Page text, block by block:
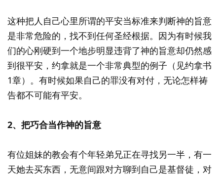
这种把人自己心里所谓的平安当标准来判断神的旨意
是非常危险的，找不到任何圣经根据。因为有时候我
们的心刚硬到一个地步明显违背了神的旨意却仍然感
到很平安，约拿就是一个非常典型的例子（见约拿书
1章）。有时候如果自己的罪没有对付，无论怎样祷
告都不可能有平安。
2、把巧合当作神的旨意
有位姐妹的教会有个年轻弟兄正在寻找另一半，有一
天她去买东西，无意间跟对方聊到自己是基督徒，对